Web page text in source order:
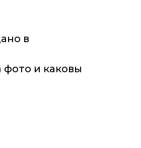
в
фото и каковы